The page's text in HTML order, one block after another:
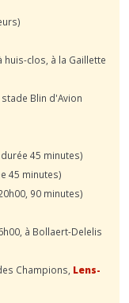
huis-clos, à la Gaillette
stade Blin d'Avion
45 minutes)
45 minutes)
90 minutes)
à Bollaert-Delelis
Champions, Lens-